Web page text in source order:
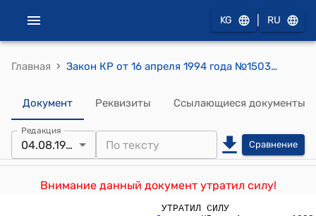
KG RU
Главная › Закон КР от 16 апреля 1994 года №1503-XII "О внесении изменений в Кодекс Кыргызской Республики об административных правонарушениях"
Документ Реквизиты Ссылающиеся документы
Редакция
04.08.1998 Сравнение
Внимание данный документ утратил силу!